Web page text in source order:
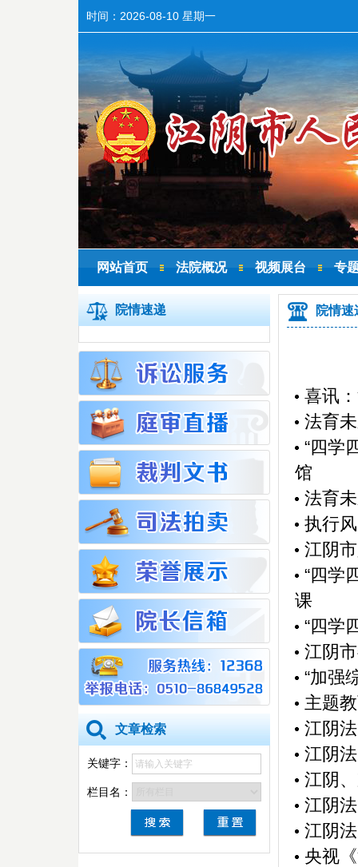
时间： 2026-08-10 星期一
网站首页 法院概况 视频展台 专
院情速递
文章检索
关键字：
栏目名：
院情速
喜讯
法育
“四学
馆
法育
执行
江阴
“四学
课
“四学
江阴
“加强
主题
江阴
江阴
江阴
江阴
江阴
央视